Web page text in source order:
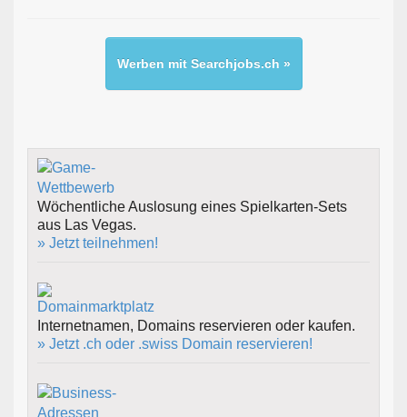
Werben mit Searchjobs.ch »
Wöchentliche Auslosung eines Spielkarten-Sets
aus Las Vegas.
» Jetzt teilnehmen!
Internetnamen, Domains reservieren oder kaufen.
» Jetzt .ch oder .swiss Domain reservieren!